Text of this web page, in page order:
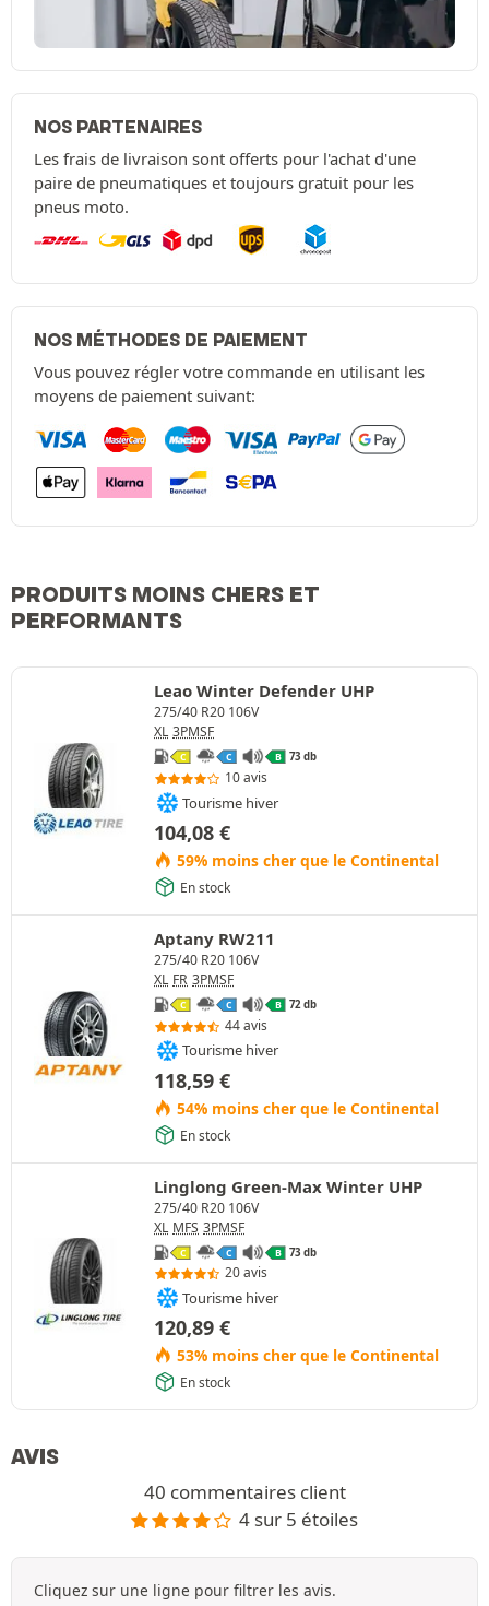
NOS PARTENAIRES
Les frais de livraison sont offerts pour l'achat d'une
paire de pneumatiques et toujours gratuit pour les
pneus moto.
NOS MÉTHODES DE PAIEMENT
Vous pouvez régler votre commande en utilisant les
moyens de paiement suivant:
PRODUITS MOINS CHERS ET
PERFORMANTS
Leao Winter Defender UHP
275/40 R20 106V
XL 3PMSF
C C B 73 db
10 avis
Tourisme hiver
104,08 €
59% moins cher que le Continental
En stock
Aptany RW211
275/40 R20 106V
XL FR 3PMSF
C C B 72 db
44 avis
Tourisme hiver
118,59 €
54% moins cher que le Continental
En stock
Linglong Green-Max Winter UHP
275/40 R20 106V
XL MFS 3PMSF
C C B 73 db
20 avis
Tourisme hiver
120,89 €
53% moins cher que le Continental
En stock
AVIS
40 commentaires client
4 sur 5 étoiles
Cliquez sur une ligne pour filtrer les avis.